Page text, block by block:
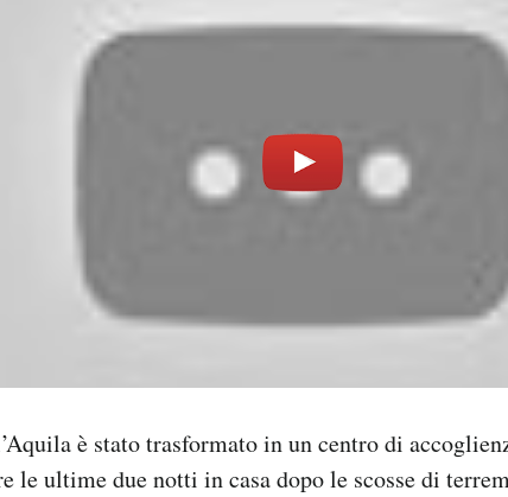
è stato trasformato in un centro di
le ultime due notti in casa dopo le scosse di